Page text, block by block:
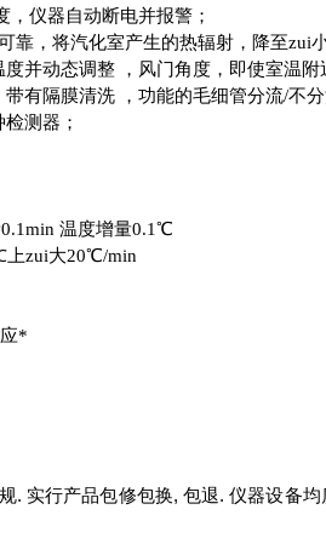
仪器自动断电并报警；
靠，将汽化室产生的热辐射，降至zui
并动态调整 ，风门角度，即使室温附
有隔膜清洗 ，功能的毛细管分流/不
检测器；
温度增量0.1℃
zui大20℃/min
*
. 实行产品包修包换, 包退. 仪器设备